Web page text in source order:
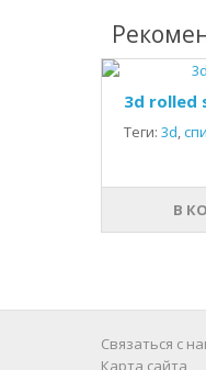
3d rolled
Теги: 3d,
В
Связаться с
Карта сайта